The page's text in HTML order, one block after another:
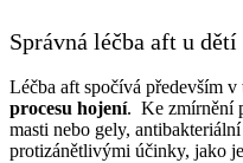
Správná léčba aft u dětí
Léčba aft spočívá především v
procesu hojení. Ke zmírnění
masti nebo gely,
protizánětlivými účinky, jako